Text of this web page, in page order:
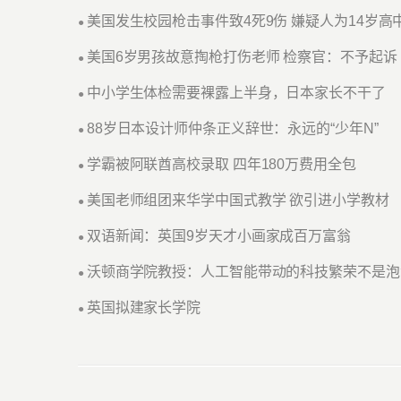
● 美国发生校园枪击事件致4死9伤 嫌疑人为14岁高
● 美国6岁男孩故意掏枪打伤老师 检察官：不予起诉
● 中小学生体检需要裸露上半身，日本家长不干了
● 88岁日本设计师仲条正义辞世：永远的“少年N”
● 学霸被阿联酋高校录取 四年180万费用全包
● 美国老师组团来华学中国式教学 欲引进小学教材
● 双语新闻：英国9岁天才小画家成百万富翁
● 沃顿商学院教授：人工智能带动的科技繁荣不是
● 英国拟建家长学院